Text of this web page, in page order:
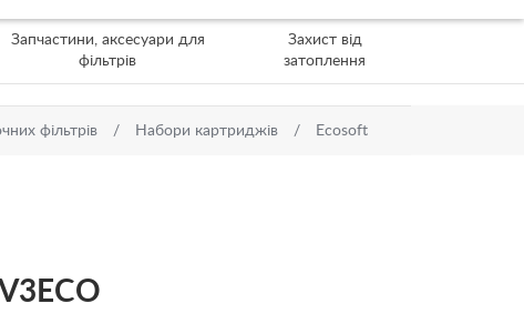
Запчастини, аксесуари для
фільтрів
Захист від
затоплення
фільтрів Набори картриджів Ecosoft